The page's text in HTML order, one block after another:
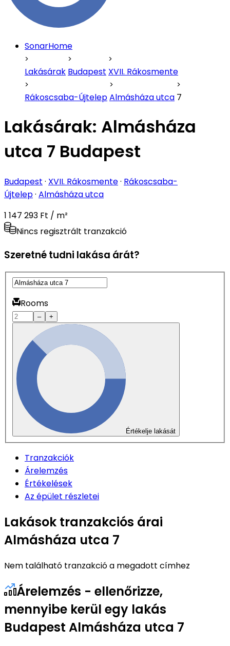
SonarHome
Lakásárak Budapest XVII. Rákosmente
Rákoscsaba-ÚjtelepAlmásháza utca 7
Lakásárak: Almásháza
utca 7 Budapest
Budapest · XVII. Rákosmente· Rákoscsaba-
Újtelep· Almásháza utca
1 147 293 Ft / m²
Nincs regisztrált tranzakció
Szeretné tudni lakása árát?
Rooms
– +
Értékelje lakását
Tranzakciók
Árelemzés
Értékelések
Az épület részletei
Lakások tranzakciós árai
Almásháza utca 7
Nem található tranzakció a megadott címhez
Árelemzés - ellenőrizze,
mennyibe kerül egy lakás
Budapest Almásháza utca 7